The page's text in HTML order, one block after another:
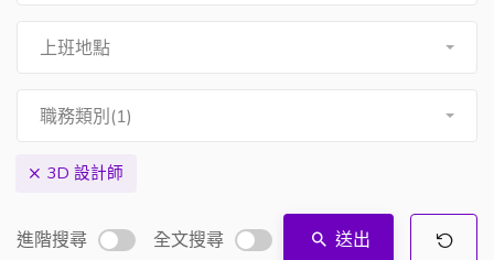
上班地點
職務類別(1)
3D 設計師
進階搜尋 全文搜尋 送出